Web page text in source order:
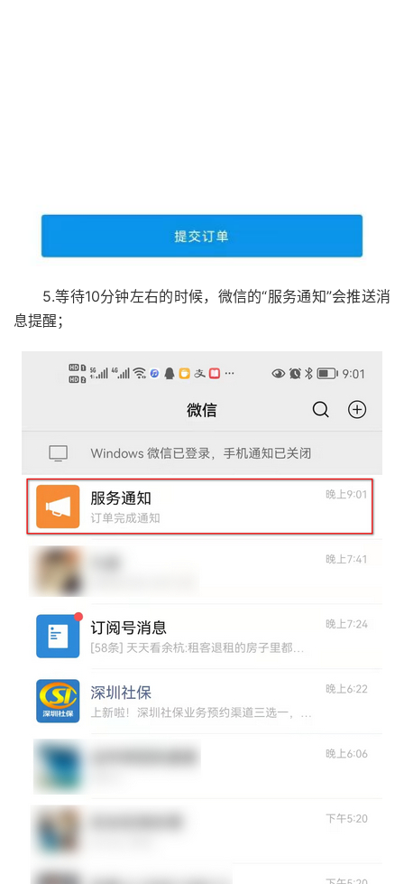
5.等待10分钟左右的时候，微信的“服务通知”会推送消
息提醒；